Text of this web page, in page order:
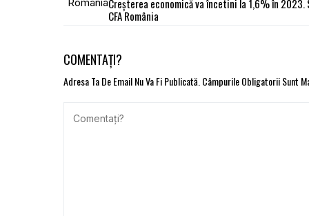
Creșterea economică va încetini la 1,6% în 2023.
CFA România
COMENTAȚI?
Adresa Ta De Email Nu Va Fi Publicată. Câmpurile Obligatorii Sunt